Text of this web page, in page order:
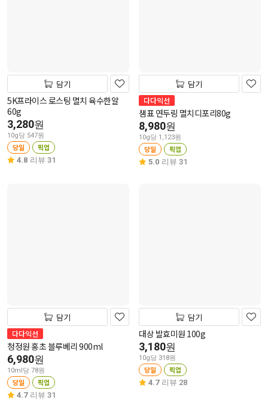
담기
5K프라이스 로스팅 멸치 육수한알
60g
3,280원
10g당 547원
당일 픽업
4.8 리뷰 31
담기
다다익선
샘표 연두링 멸치디포리80g
8,980원
10g당 1,123원
당일 픽업
5.0 리뷰 31
담기
다다익선
청정원 홍초 블루베리 900ml
6,980원
10ml당 78원
당일 픽업
4.7 리뷰 31
담기
대상 발효미원 100g
3,180원
10g당 318원
당일 픽업
4.7 리뷰 28